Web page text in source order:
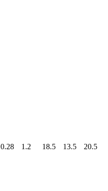
0.28 1.2 18.5 13.5 20.5